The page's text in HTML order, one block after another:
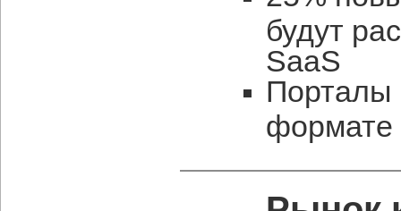
будут
SaaS
Порталы
формате